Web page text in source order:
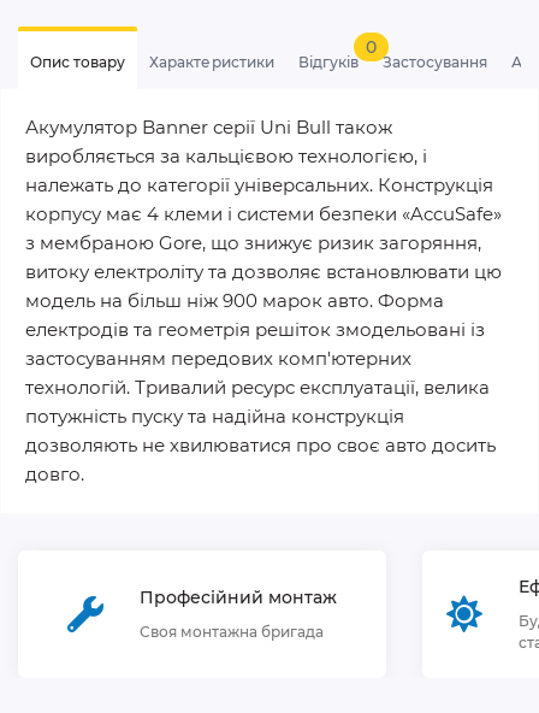
Опис товару Характеристики Відгуків
0
Застосування
Акумулятор Banner серії Uni Bull також
виробляється за кальцієвою технологією, і
належать до категорії універсальних. Конструкція
корпусу має 4 клеми і системи безпеки «AccuSafe»
з мембраною Gore, що знижує ризик загоряння,
витоку електроліту та дозволяє встановлювати цю
модель на більш ніж 900 марок авто. Форма
електродів та геометрія решіток змодельовані із
застосуванням передових комп'ютерних
технологій. Тривалий ресурс експлуатації, велика
потужність пуску та надійна конструкція
дозволяють не хвилюватися про своє авто досить
довго.
Професійний монтаж
Своя монтажна бригада